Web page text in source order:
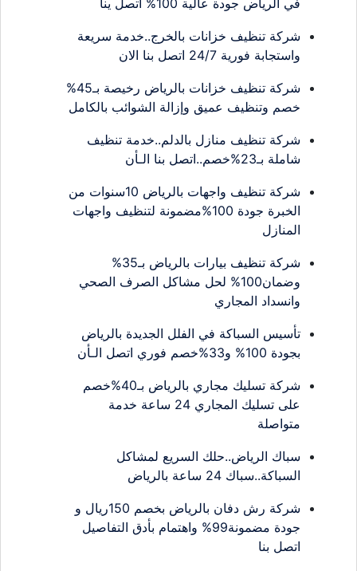
شركة تنظيف خزانات بالخرج..خدمة سريعة
واستجابة فورية 24/7 اتصل بنا الان
شركة تنظيف خزانات بالرياض رخيصة بـ45%
خصم وتنظيف عميق وإزالة الشوائب بالكامل
شركة تنظيف منازل بالدلم..خدمة تنظيف
شاملة بـ23%خصم..اتصل بنا الـأن
شركة تنظيف واجهات بالرياض 10سنوات من
الخبرة جودة 100%مضمونة لتنظيف واجهات
المنازل
شركة تنظيف بيارات بالرياض بـ35%
وضمان100% لحل مشاكل الصرف الصحي
وانسداد المجاري
تأسيس السباكة في الفلل الجديدة بالرياض
بجودة 100% و33%خصم فوري اتصل الـأن
شركة تسليك مجاري بالرياض بـ40%خصم
على تسليك المجاري 24 ساعة خدمة
متواصلة
سباك الرياض..حلك السريع لمشاكل
السباكة..سباك 24 ساعة بالرياض
شركة رش دفان بالرياض بخصم 150ريال و
جودة مضمونة99% واهتمام بأدق التفاصيل
اتصل بنا